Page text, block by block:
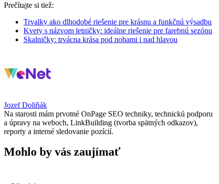
Prečítajte si tiež:
Trvalky ako dlhodobé riešenie pre krásnu a funkčnú výsadbu
Kvety s názvom letničky: ideálne riešenie pre farebnú sezónu
Skalničky: trvácna krása pod nohami i nad hlavou
Jozef Doliňák
Na starosti mám prvotné OnPage SEO techniky, technickú podporu
a úpravy na weboch, LinkBuilding (tvorba spätných odkazov),
reporty a interné sledovanie pozícií.
Mohlo by vás zaujímať